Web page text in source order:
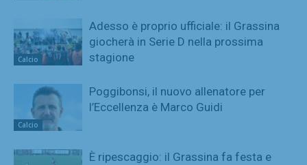
Calcio
Adesso è proprio ufficiale: il Grassina
giocherà in Serie D nella prossima
stagione
Calcio
Poggibonsi, il nuovo allenatore per
l’Eccellenza è Marco Guidi
È ripescaggio: il Grassina fa festa e